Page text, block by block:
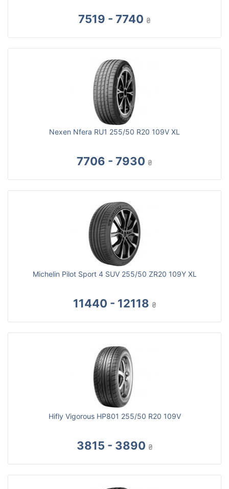
7519 - 7740 ₴
Nexen Nfera RU1 255/50 R20 109V XL
7706 - 7930 ₴
Michelin Pilot Sport 4 SUV 255/50 ZR20 109Y XL
11440 - 12118 ₴
Hifly Vigorous HP801 255/50 R20 109V
3815 - 3890 ₴